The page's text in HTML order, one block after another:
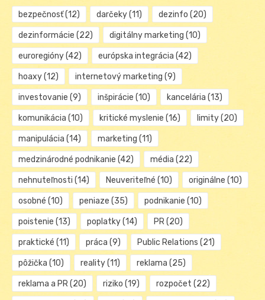
bezpečnosť(12) darčeky(11) dezinfo (20)
dezinformácie (22) digitálny marketing (10)
euroregióny(42) európska integrácia (42)
hoaxy(12) internetový marketing (9)
investovanie (9) inšpirácie (10) kancelária (13)
komunikácia (10) kritické myslenie (16) limity(20)
manipulácia (14) marketing (11)
medzinárodné podnikanie (42) média (22)
nehnuteľnosti (14) Neuveriteľné (10) originálne (10)
osobné (10) peniaze (35) podnikanie (10)
poistenie (13) poplatky(14) PR(20)
praktické (11) práca (9) Public Relations (21)
pôžička (10) reality(11) reklama (25)
reklama a PR(20) riziko (19) rozpočet (22)